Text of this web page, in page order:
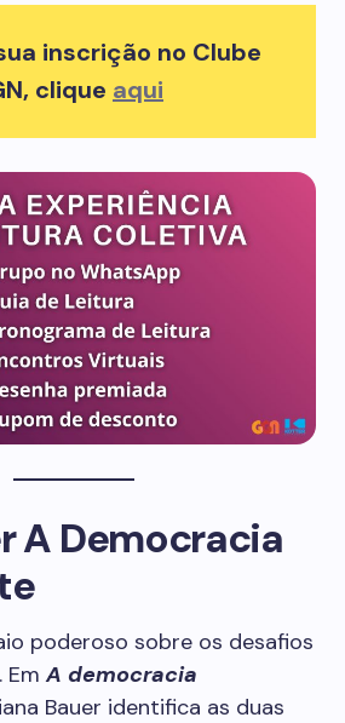
inscrição no Clube
clique aqui
A Democracia
poderoso sobre os desafios
EmA democracia
Bauer identifica as duas